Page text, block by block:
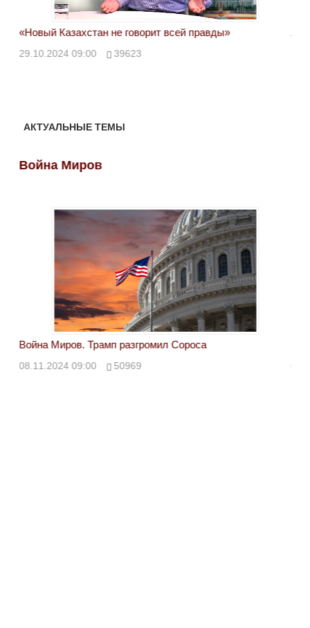
«Новый Казахстан не говорит всей правды»
29.10.2024 09:00 39623
АКТУАЛЬНЫЕ ТЕМЫ
Война Миров
Война Миров. Трамп разгромил Сороса
08.11.2024 09:00 50969